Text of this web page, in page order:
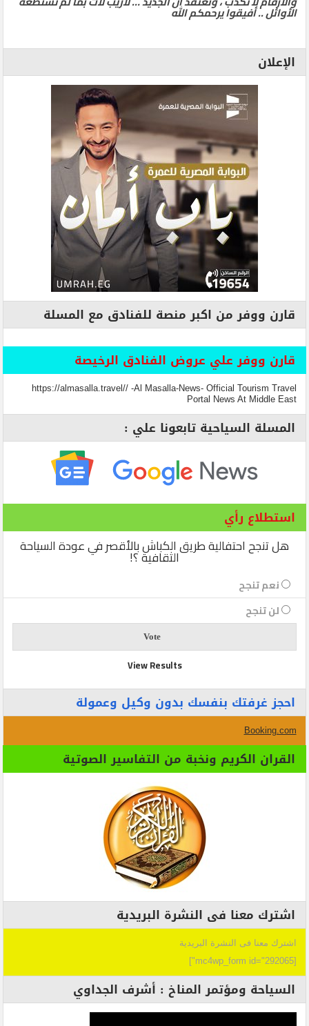
الأوائل .. أفيقوا يرحمكم الله
الإعلان
قارن ووفر من اكبر منصة للفنادق مع المسلة
قارن ووفر علي عروض الفنادق الرخيصة
https://almasalla.travel// -Al Masalla-News- Official Tourism Travel
Portal News At Middle East
المسلة السياحية تابعونا علي :
استطلاع رأي
هل تنجح احتفالية طريق الكباش بالأقصر في عودة السياحة
الثقافية ؟!
نعم تنجح
لن تنجح
View Results
احجز غرفتك بنفسك بدون وكيل وعمولة
Booking.com
القران الكريم ونخبة من التفاسير الصوتية
اشترك معنا فى النشرة البريدية
اشترك معنا فى النشرة البريدية
[mc4wp_form id="292065"]
السياحة ومؤتمر المناخ : أشرف الجداوي